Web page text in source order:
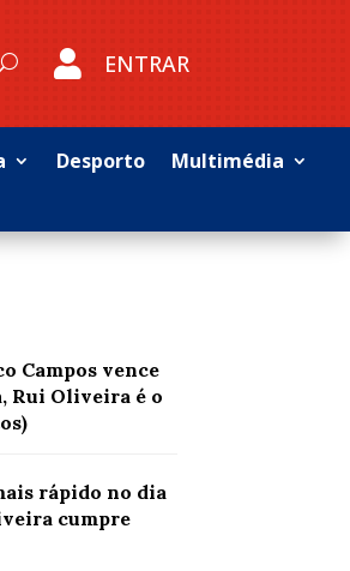
 ENTRAR
Desporto
Multimédia
Campos vence
Rui Oliveira é o
rápido no dia
cumpre